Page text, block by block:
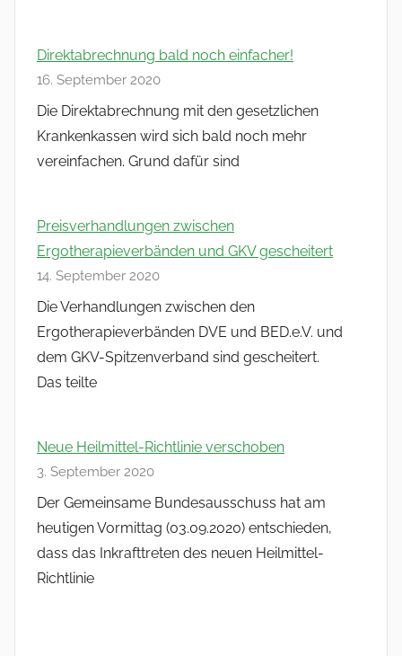
Direktabrechnung bald noch einfacher!
16. September 2020
Die Direktabrechnung mit den gesetzlichen
Krankenkassen wird sich bald noch mehr
vereinfachen. Grund dafür sind
Preisverhandlungen zwischen
Ergotherapieverbänden und GKV gescheitert
14. September 2020
Die Verhandlungen zwischen den
Ergotherapieverbänden DVE und BED.e.V. und
dem GKV-Spitzenverband sind gescheitert.
Das teilte
Neue Heilmittel-Richtlinie verschoben
3. September 2020
Der Gemeinsame Bundesausschuss hat am
heutigen Vormittag (03.09.2020) entschieden,
dass das Inkrafttreten des neuen Heilmittel-
Richtlinie